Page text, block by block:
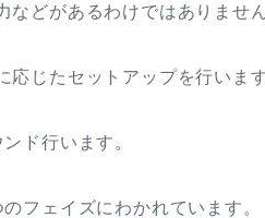
などがあるわけではありません
応じたセットアップを行います
ド行います。
フェイズにわかれています。